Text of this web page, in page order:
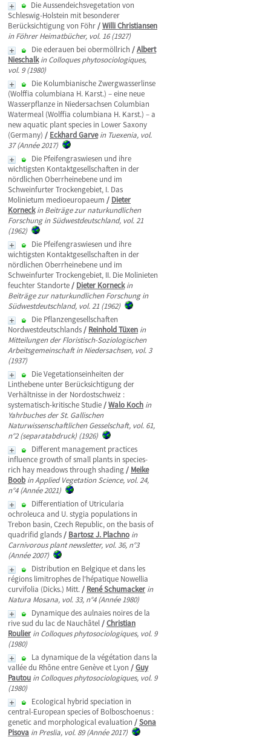
Die Aussendeichsvegetation von
Schleswig-Holstein mit besonderer
Berücksichtigung von Föhr/Willi Christiansen
in Föhrer Heimatbücher, vol. 16 (1927)
Die ederauen bei obermöllrich /Albert
Nieschalk in Colloques phytosociologiques,
vol. 9 (1980)
Die Kolumbianische Zwergwasserlinse
(Wolffia columbiana H. Karst.) – eine neue
Wasserpflanze in Niedersachsen Columbian
Watermeal (Wolffia columbiana H. Karst.) – a
new aquatic plant species in Lower Saxony
(Germany) / Eckhard Garve in Tuexenia, vol.
37 (Année 2017)
Die Pfeifengraswiesen und ihre
wichtigsten Kontaktgesellschaften in der
nördlichen Oberrheinebene und im
Schweinfurter Trockengebiet, I. Das
Molinietum medioeuropaeum / Dieter
Korneck in Beiträge zur naturkundlichen
Forschung in Südwestdeutschland, vol. 21
(1962)
Die Pfeifengraswiesen und ihre
wichtigsten Kontaktgesellschaften in der
nördlichen Oberrheinebene und im
Schweinfurter Trockengebiet, II. Die Molinieten
feuchter Standorte/ Dieter Korneck in
Beiträge zur naturkundlichen Forschung in
Südwestdeutschland, vol. 21 (1962)
Die Pflanzengesellschaften
Nordwestdeutschlands/ Reinhold Tüxen in
Mitteilungen der Floristisch-Soziologischen
Arbeitsgemeinschaft in Niedersachsen, vol. 3
(1937)
Die Vegetationseinheiten der
Linthebene unter Berücksichtigung der
Verhältnisse in der Nordostschweiz :
systematisch-kritische Studie/Walo Koch in
Yahrbuches der St. Gallischen
Naturwissenschaftlichen Gesselschaft, vol. 61,
n°2 (separatabdruck) (1926)
Different management practices
influence growth of small plants in species-
rich hay meadows through shading/ Meike
Boob in Applied Vegetation Science, vol. 24,
n°4 (Année 2021)
Differentiation of Utricularia
ochroleuca and U. stygia populations in
Trebon basin, Czech Republic, on the basis of
quadrifid glands/ Bartosz J. Plachno in
Carnivorous plant newsletter, vol. 36, n°3
(Année 2007)
Distribution en Belgique et dans les
régions limitrophes de l'hépatique Nowellia
curvifolia (Dicks.) Mitt./ René Schumacker in
Natura Mosana, vol. 33, n°4 (Année 1980)
Dynamique des aulnaies noires de la
rive sud du lac de Nauchâtel/Christian
Roulier in Colloques phytosociologiques, vol. 9
(1980)
La dynamique de la végétation dans la
vallée du Rhône entre Genève et Lyon /Guy
Pautou in Colloques phytosociologiques, vol. 9
(1980)
Ecological hybrid speciation in
central-European species of Bolboschoenus :
genetic and morphological evaluation /Sona
Pisova in Preslia, vol. 89 (Année 2017)